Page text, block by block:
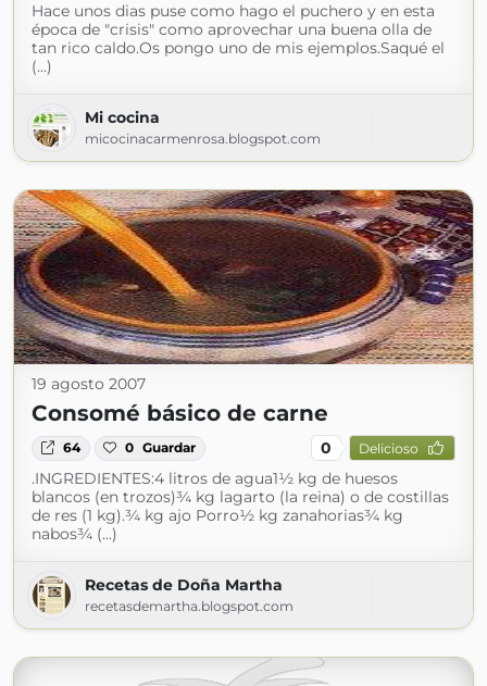
Hace unos dias puse como hago el puchero y en esta
época de "crisis" como aprovechar una buena olla de
tan rico caldo.Os pongo uno de mis ejemplos.Saqué el
(...)
Mi cocina
micocinacarmenrosa.blogspot.com
19 agosto 2007
Consomé básico de carne
64 0 Guardar 0 Delicioso
.INGREDIENTES:4 litros de agua1½ kg de huesos
blancos (en trozos)¾ kg lagarto (la reina) o de costillas
de res (1 kg).¾ kg ajo Porro½ kg zanahorias¾ kg
nabos¾ (...)
Recetas de Doña Martha
recetasdemartha.blogspot.com